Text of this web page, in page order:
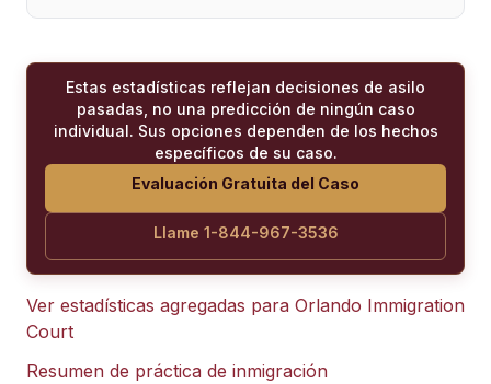
Estas estadísticas reflejan decisiones de asilo
pasadas, no una predicción de ningún caso
individual. Sus opciones dependen de los hechos
específicos de su caso.
Evaluación Gratuita del Caso
Llame 1-844-967-3536
Ver estadísticas agregadas para Orlando Immigration
Court
Resumen de práctica de inmigración